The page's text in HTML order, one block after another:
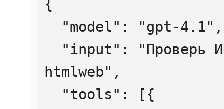
{
htmlweb",